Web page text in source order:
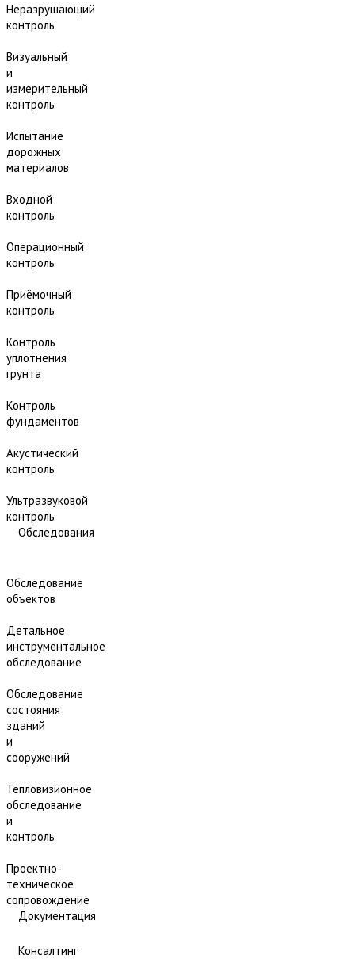
Неразрушающий
контроль
Визуальный
и
измерительный
контроль
Испытание
дорожных
материалов
Входной
контроль
Операционный
контроль
Приёмочный
контроль
Контроль
уплотнения
грунта
Контроль
фундаментов
Акустический
контроль
Ультразвуковой
контроль
Обследования
Обследование
объектов
Детальное
инструментальное
обследование
Обследование
состояния
зданий
и
сооружений
Тепловизионное
обследование
и
контроль
Проектно-
техническое
сопровождение
Документация
Консалтинг